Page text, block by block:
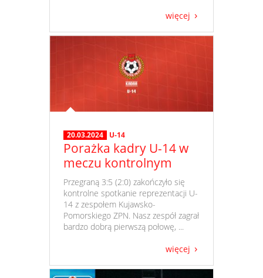
więcej
20.03.2024 U-14
Porażka kadry U-14 w
meczu kontrolnym
​ Przegraną 3:5 (2:0) zakończyło się
kontrolne spotkanie reprezentacji U-
14 z zespołem Kujawsko-
Pomorskiego ZPN. Nasz zespół zagrał
bardzo dobrą pierwszą połowę, ...
więcej